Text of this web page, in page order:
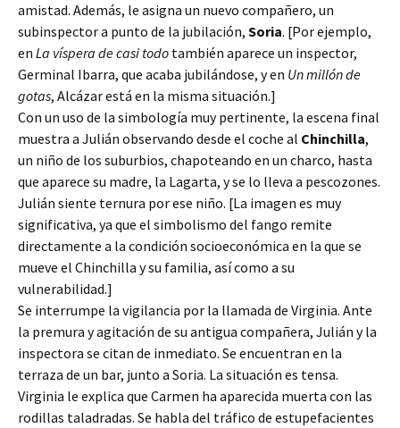
amistad. Además, le asigna un nuevo compañero, un
subinspector a punto de la jubilación, Soria. [Por ejemplo,
en La víspera de casi todo también aparece un inspector,
Germinal Ibarra, que acaba jubilándose, y en Un millón de
gotas, Alcázar está en la misma situación.]
Con un uso de la simbología muy pertinente, la escena final
muestra a Julián observando desde el coche al Chinchilla,
un niño de los suburbios, chapoteando en un charco, hasta
que aparece su madre, la Lagarta, y se lo lleva a pescozones.
Julián siente ternura por ese niño. [La imagen es muy
significativa, ya que el simbolismo del fango remite
directamente a la condición socioeconómica en la que se
mueve el Chinchilla y su familia, así como a su
vulnerabilidad.]
Se interrumpe la vigilancia por la llamada de Virginia. Ante
la premura y agitación de su antigua compañera, Julián y la
inspectora se citan de inmediato. Se encuentran en la
terraza de un bar, junto a Soria. La situación es tensa.
Virginia le explica que Carmen ha aparecida muerta con las
rodillas taladradas. Se habla del tráfico de estupefacientes